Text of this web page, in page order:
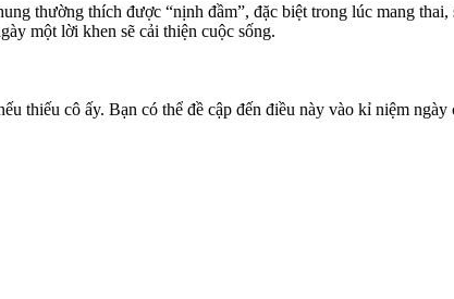
thường thích được “nịnh đầm”, đặc biệt trong lúc mang
một lời khen sẽ cải thiện cuộc sống.
thiếu cô ấy. Bạn có thể đề cập đến điều này vào kỉ niệm